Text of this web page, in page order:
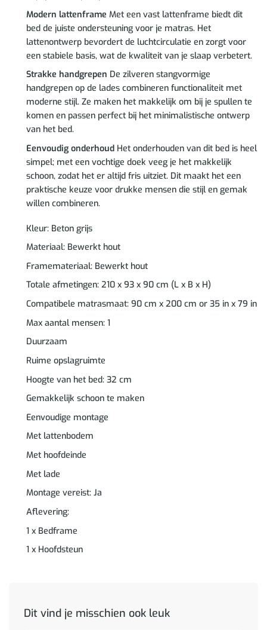
Modern lattenframe Met een vast lattenframe biedt dit
bed de juiste ondersteuning voor je matras. Het
lattenontwerp bevordert de luchtcirculatie en zorgt voor
een stabiele basis, wat de kwaliteit van je slaap verbetert.
Strakke handgrepen De zilveren stangvormige
handgrepen op de lades combineren functionaliteit met
moderne stijl. Ze maken het makkelijk om bij je spullen te
komen en passen perfect bij het minimalistische ontwerp
van het bed.
Eenvoudig onderhoudHet onderhouden van dit bed is heel
simpel; met een vochtige doek veeg je het makkelijk
schoon, zodat het er altijd fris uitziet. Dit maakt het een
praktische keuze voor drukke mensen die stijl en gemak
willen combineren.
Kleur: Beton grijs
Materiaal: Bewerkt hout
Framemateriaal: Bewerkt hout
Totale afmetingen: 210 x 93 x 90 cm (L x B x H)
Compatibele matrasmaat: 90 cm x 200 cm or 35 in x 79 in
Max aantal mensen: 1
Duurzaam
Ruime opslagruimte
Hoogte van het bed: 32 cm
Gemakkelijk schoon te maken
Eenvoudige montage
Met lattenbodem
Met hoofdeinde
Met lade
Montage vereist: Ja
Aflevering:
1 x Bedframe
1 x Hoofdsteun
Dit vind je misschien ook leuk